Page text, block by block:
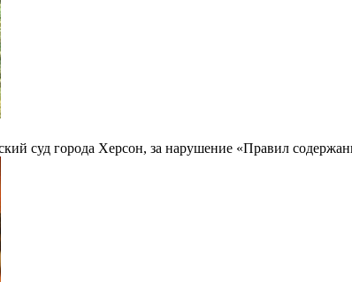
суд города Херсон, за нарушение «Правил